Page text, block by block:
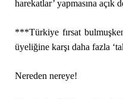
harekatlar’ yapmasına açık
***Türkiye fırsat
üyeliğine karşı daha fazla
Nereden nereye!